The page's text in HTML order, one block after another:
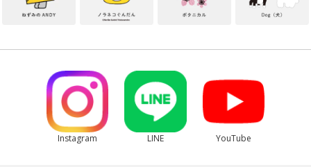
Instagram LINE YouTube